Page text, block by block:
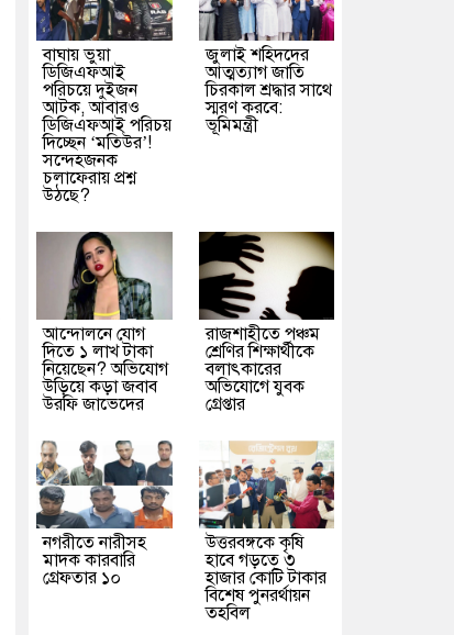
বাঘায় ভুয়া
ডিজিএফআই
পরিচয়ে দুইজন
আটক, আবারও
ডিজিএফআই পরিচয়
দিচ্ছেন ‘মতিউর’!
সন্দেহজনক
চলাফেরায় প্রশ্ন
উঠছে?
জুলাই শহিদদের
আত্মত্যাগ জাতি
চিরকাল শ্রদ্ধার সাথে
স্মরণ করবে:
ভূমিমন্ত্রী
আন্দোলনে যোগ
দিতে ১ লাখ টাকা
নিয়েছেন? অভিযোগ
উড়িয়ে কড়া জবাব
উরফি জাভেদের
রাজশাহীতে পঞ্চম
শ্রেণির শিক্ষার্থীকে
বলাৎকারের
অভিযোগে যুবক
গ্রেপ্তার
নগরীতে নারীসহ
মাদক কারবারি
গ্রেফতার ১০
উত্তরবঙ্গকে কৃষি
হাবে গড়তে ৩
হাজার কোটি টাকার
বিশেষ পুনরর্থায়ন
তহবিল